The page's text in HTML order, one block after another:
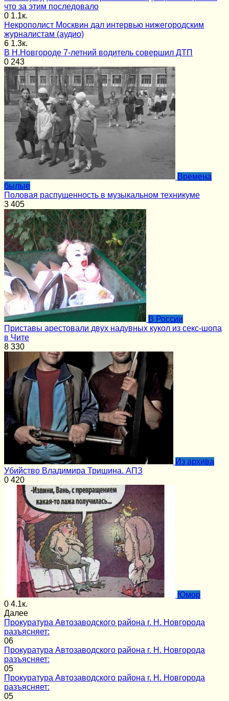
что за этим последовало
0 1.1к.
Некрополист Москвин дал интервью нижегородским
журналистам (аудио)
6 1.3к.
В Н.Новгороде 7-летний водитель совершил ДТП
0 243
Времена
былые
Половая распущенность в музыкальном техникуме
3 405
В России
Приставы арестовали двух надувных кукол из секс-шопа
в Чите
8 330
Из архива
Убийство Владимира Тришина. АПЗ
0 420
Юмор
0 4.1к.
Далее
Прокуратура Автозаводского района г. Н. Новгорода
разъясняет:
06
Прокуратура Автозаводского района г. Н. Новгорода
разъясняет:
05
Прокуратура Автозаводского района г. Н. Новгорода
разъясняет:
05